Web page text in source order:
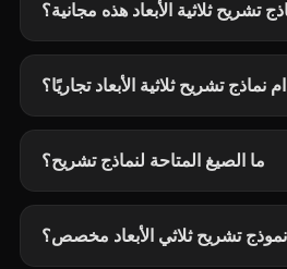
تشريح ثلاثية الأبعاد هذه مجانية؟
تشريح ثلاثية الأبعاد تجاريًا؟
ما الصيغ المتاحة لنماذج تشريح؟
تشريح ثلاثي الأبعاد مخصص؟